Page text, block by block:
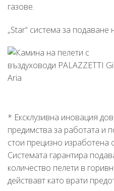
газове.
„Star“ система за подаване
* Ексклузивна иновация
предимства за работата и
стои прецизно изработена
Системата гарантира
количество пелети в
действавт като врати